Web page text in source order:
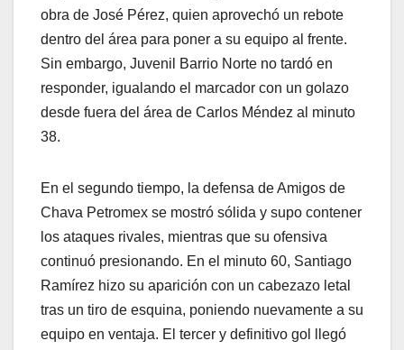
obra de José Pérez, quien aprovechó un rebote
dentro del área para poner a su equipo al frente.
Sin embargo, Juvenil Barrio Norte no tardó en
responder, igualando el marcador con un golazo
desde fuera del área de Carlos Méndez al minuto
38.
En el segundo tiempo, la defensa de Amigos de
Chava Petromex se mostró sólida y supo contener
los ataques rivales, mientras que su ofensiva
continuó presionando. En el minuto 60, Santiago
Ramírez hizo su aparición con un cabezazo letal
tras un tiro de esquina, poniendo nuevamente a su
equipo en ventaja. El tercer y definitivo gol llegó